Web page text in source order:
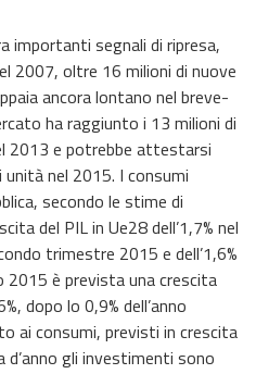
segnali di ripresa,
2007, oltre 16 milioni di nuove
ancora lontano nel breve-
ha raggiunto i 13 milioni di
2013 e potrebbe attestarsi
nel 2015. I consumi
secondo le stime di
del PIL in Ue28 dell’1,7% nel
trimestre 2015 e dell’1,6%
2015 è prevista una crescita
dopo lo 0,9% dell’anno
ai consumi, previsti in crescita
d’anno gli investimenti sono